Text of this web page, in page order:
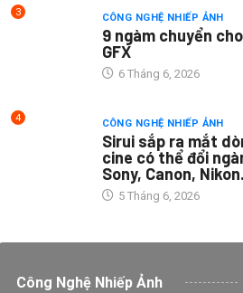
3 CÔNG NGHỆ NHIẾP ẢNH
9 ngàm chuyển
GFX
6 Tháng 6, 2026
4 CÔNG NGHỆ NHIẾP ẢNH
Sirui sắp ra mắt
cine có thể đổi
Sony, Canon,
5 Tháng 6, 2026
Công Nghệ Nhiếp Ảnh